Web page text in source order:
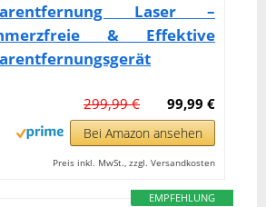
Laser –
& Effektive
99,99 €
299,99 €
Bei Amazon ansehen
Preis inkl. MwSt., zzgl. Versandkosten
EMPFEHLUNG